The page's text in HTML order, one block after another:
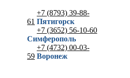
+7 (8793) 39-88-
61 Пятигорск
+7 (3652) 56-10-60
Симферополь
+7 (4732) 00-03-
59 Воронеж